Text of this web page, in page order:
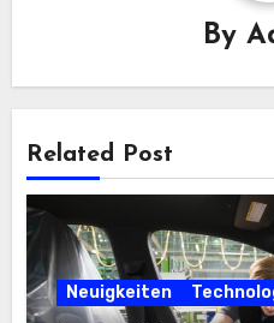
By
Related Post
Neuigkeiten